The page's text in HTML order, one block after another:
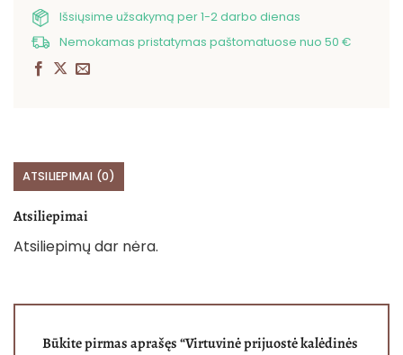
Išsiųsime užsakymą per 1-2 darbo dienas
Nemokamas pristatymas paštomatuose nuo 50 €
ATSILIEPIMAI (0)
Atsiliepimai
Atsiliepimų dar nėra.
Būkite pirmas aprašęs “Virtuvinė prijuostė kalėdinės